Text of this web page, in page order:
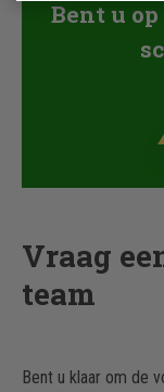
Bent u
Vraag
team
Bent u klaar om de